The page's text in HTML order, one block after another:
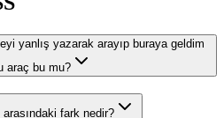
yanlış yazarak arayıp buraya geldim
araç bu mu?
fark nedir?